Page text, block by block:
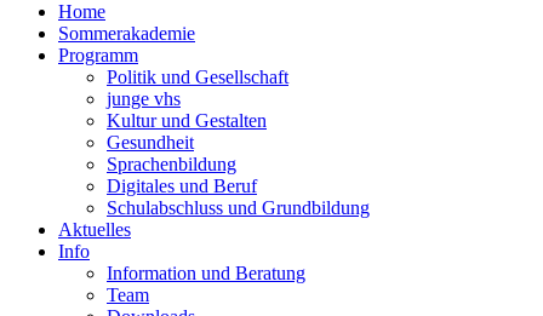
Home
Sommerakademie
Programm
Politik und Gesellschaft
junge vhs
Kultur und Gestalten
Gesundheit
Sprachenbildung
Digitales und Beruf
Schulabschluss und Grundbildung
Aktuelles
Info
Information und Beratung
Team